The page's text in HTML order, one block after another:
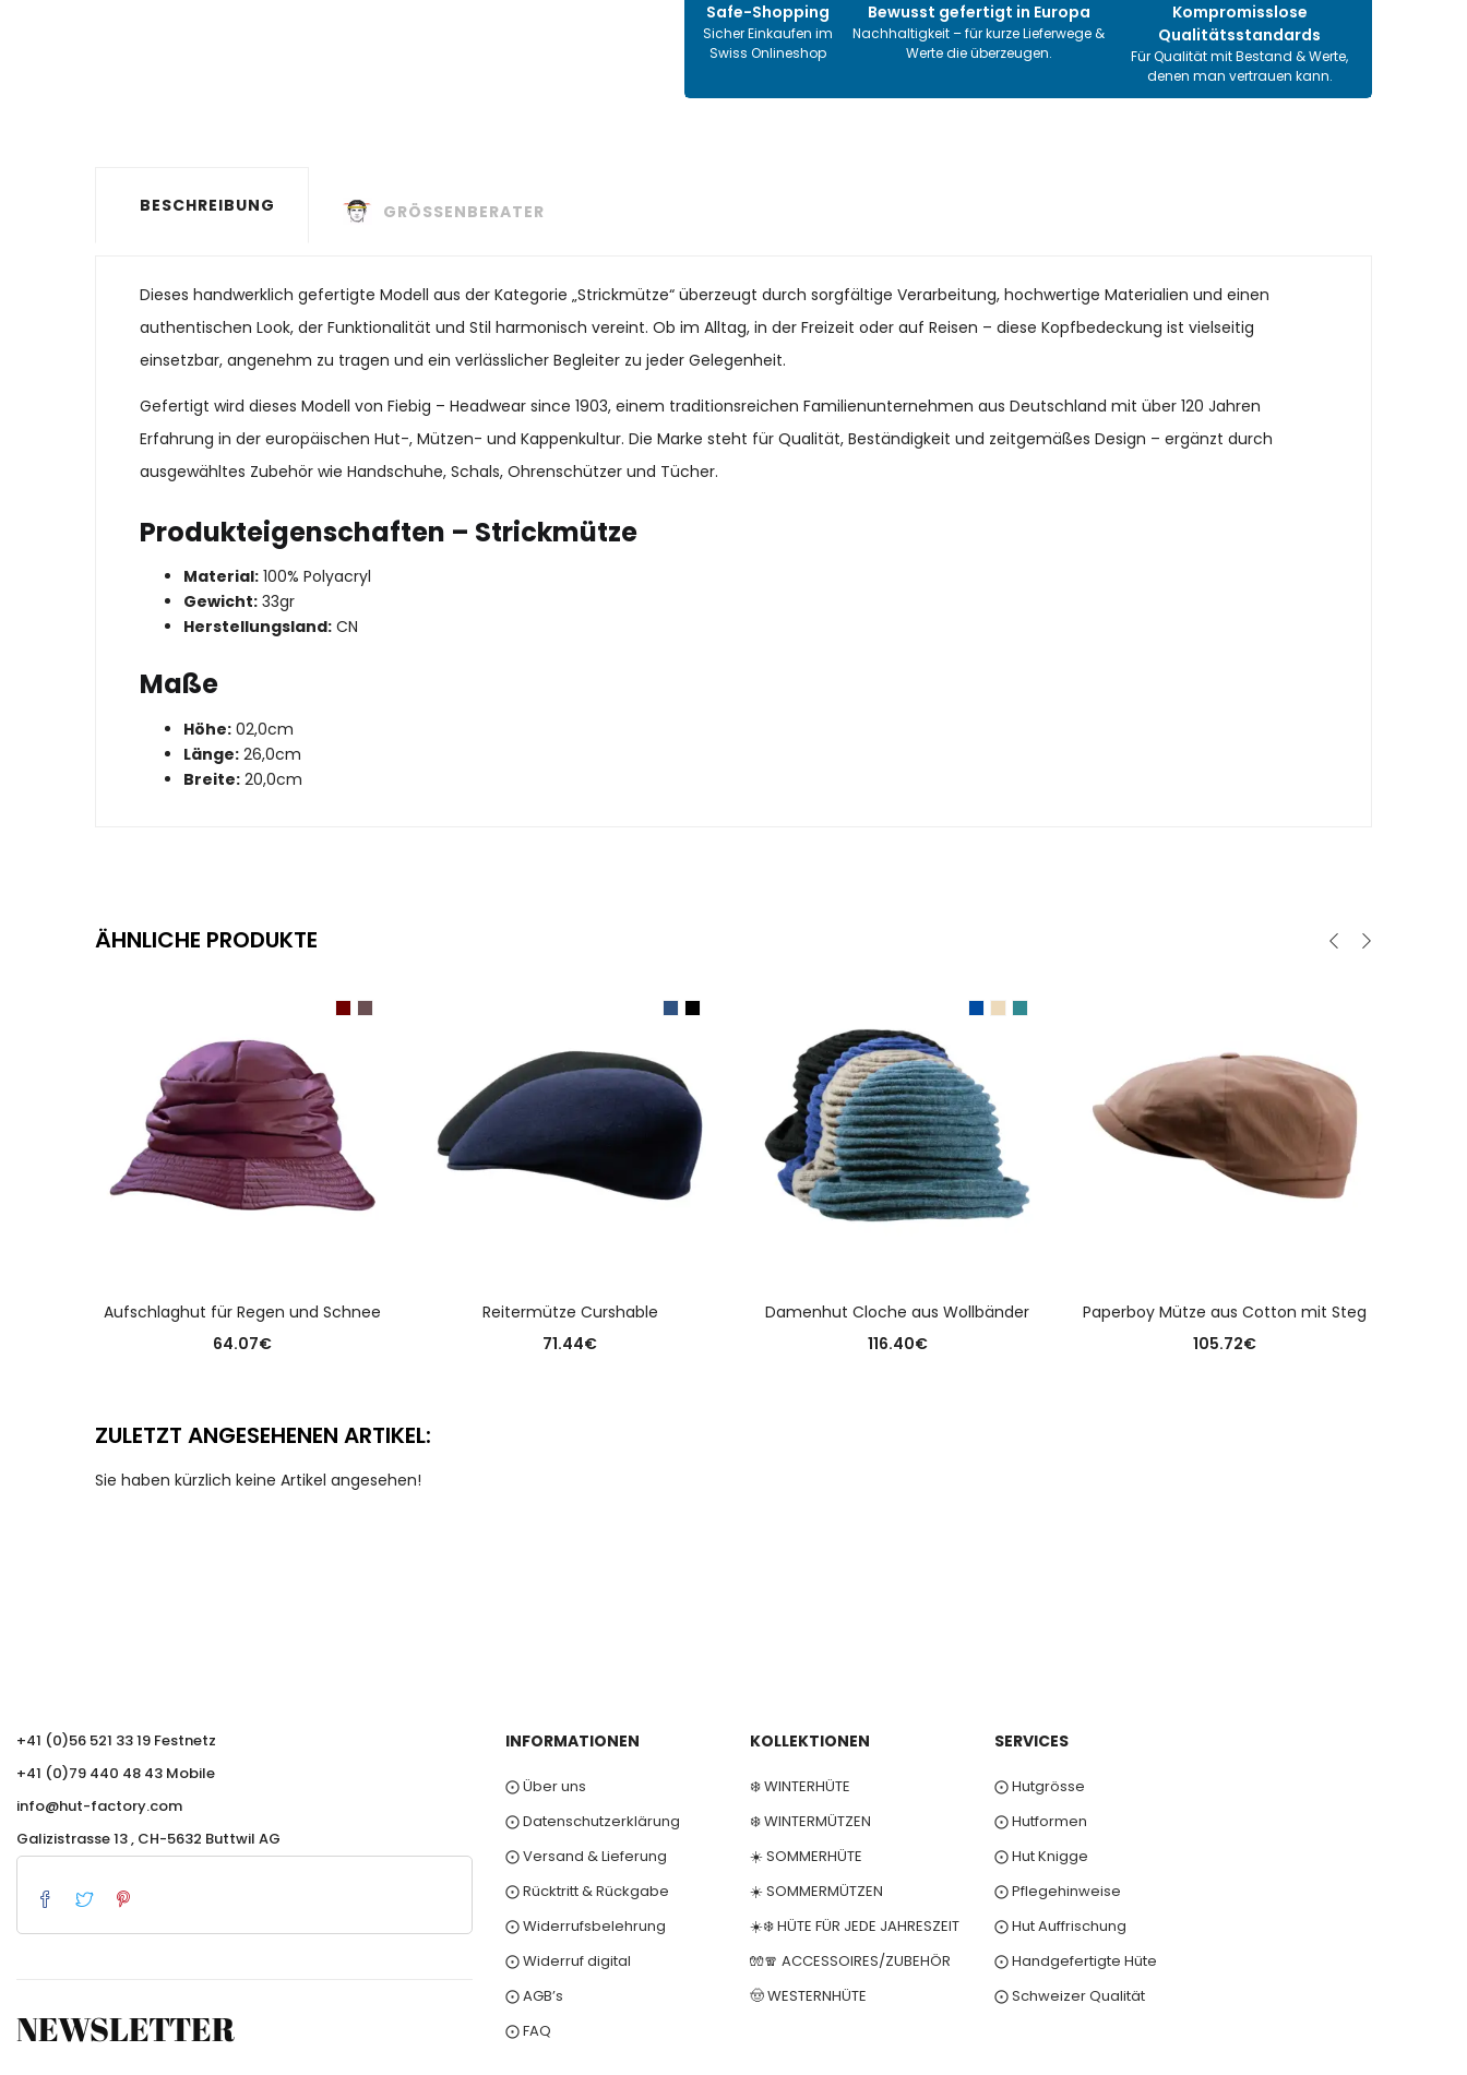
Safe-Shopping
Sicher Einkaufen im
Swiss Onlineshop
Bewusst gefertigt in Europa
Nachhaltigkeit – für kurze Lieferwege &
Werte die überzeugen.
Kompromisslose
Qualitätsstandards
Für Qualität mit Bestand & Werte,
denen man vertrauen kann.
BESCHREIBUNG GRÖSSENBERATER
Dieses handwerklich gefertigte Modell aus der Kategorie „Strickmütze“ überzeugt durch sorgfältige Verarbeitung, hochwertige Materialien und einen
authentischen Look, der Funktionalität und Stil harmonisch vereint. Ob im Alltag, in der Freizeit oder auf Reisen – diese Kopfbedeckung ist vielseitig
einsetzbar, angenehm zu tragen und ein verlässlicher Begleiter zu jeder Gelegenheit.
Gefertigt wird dieses Modell von Fiebig – Headwear since 1903, einem traditionsreichen Familienunternehmen aus Deutschland mit über 120 Jahren
Erfahrung in der europäischen Hut-, Mützen- und Kappenkultur. Die Marke steht für Qualität, Beständigkeit und zeitgemäßes Design – ergänzt durch
ausgewähltes Zubehör wie Handschuhe, Schals, Ohrenschützer und Tücher.
Produkteigenschaften – Strickmütze
Material: 100% Polyacryl
Gewicht: 33gr
Herstellungsland: CN
Maße
Höhe: 02,0cm
Länge: 26,0cm
Breite: 20,0cm
ÄHNLICHE PRODUKTE
Aufschlaghut für Regen und Schnee
64.07€
Reitermütze Curshable
71.44€
Damenhut Cloche aus Wollbänder
116.40€
Paperboy Mütze aus Cotton mit Steg
105.72€
ZULETZT ANGESEHENEN ARTIKEL:
Sie haben kürzlich keine Artikel angesehen!
+41 (0)56 521 33 19 Festnetz
+41 (0)79 440 48 43 Mobile
info@hut-factory.com
Galizistrasse 13 , CH-5632 Buttwil AG
NEWSLETTER
INFORMATIONEN
⨀ Über uns
⨀ Datenschutzerklärung
⨀ Versand & Lieferung
⨀ Rücktritt & Rückgabe
⨀ Widerrufsbelehrung
⨀ Widerruf digital
⨀ AGB’s
⨀ FAQ
KOLLEKTIONEN
❄️ WINTERHÜTE
❄️ WINTERMÜTZEN
☀️ SOMMERHÜTE
☀️ SOMMERMÜTZEN
☀️❄️ HÜTE FÜR JEDE JAHRESZEIT
🧤🧣 ACCESSOIRES/ZUBEHÖR
🤠 WESTERNHÜTE
SERVICES
⨀ Hutgrösse
⨀ Hutformen
⨀ Hut Knigge
⨀ Pflegehinweise
⨀ Hut Auffrischung
⨀ Handgefertigte Hüte
⨀ Schweizer Qualität